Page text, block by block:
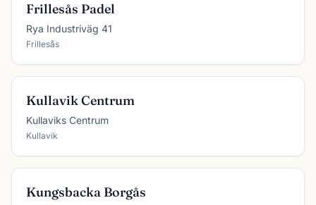
Frillesås Padel
Rya Industriväg 41
Frillesås
Kullavik Centrum
Kullaviks Centrum
Kullavik
Kungsbacka Borgås